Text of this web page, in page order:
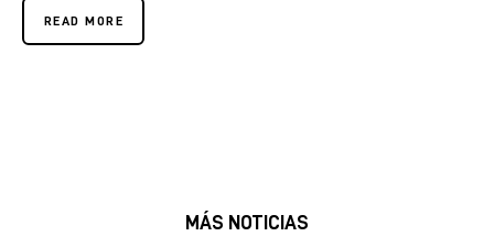
READ MORE
MÁS NOTICIAS